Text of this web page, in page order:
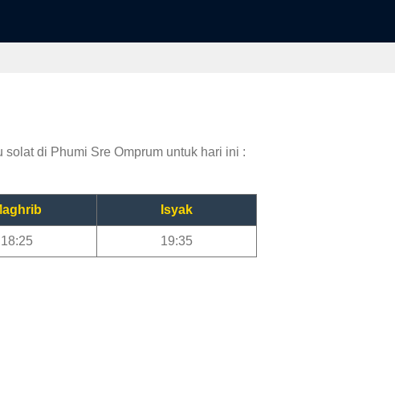
di Phumi Sre Omprum untuk hari ini :
Isyak
18:25 19:35